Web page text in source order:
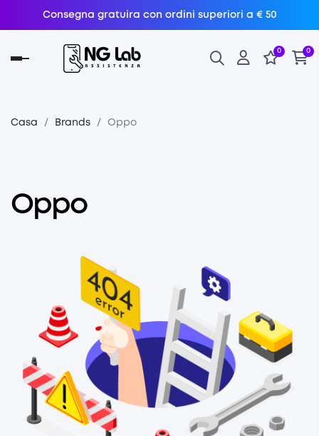
Consegna gratuira con ordini superiori a € 50
navigazione
Toggle
0 0
Casa Brands Oppo
Oppo